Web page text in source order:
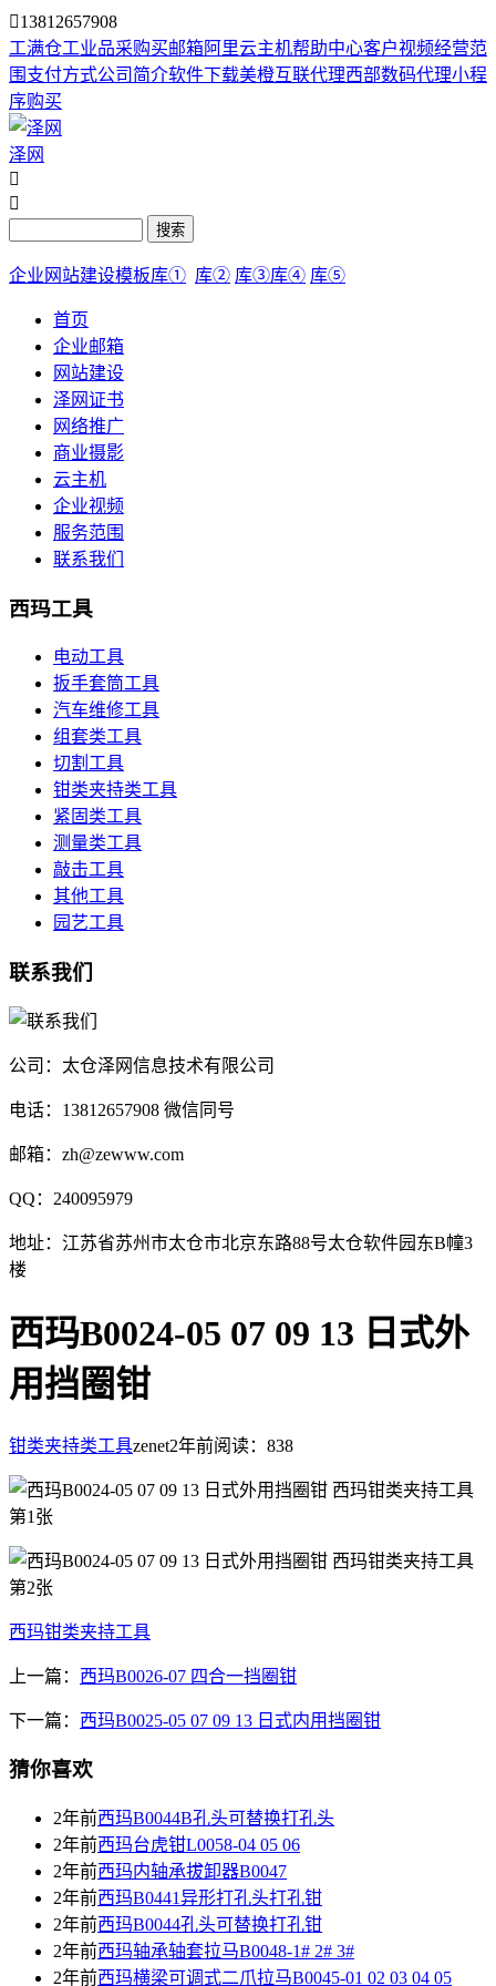
13812657908
工满仓工业品采购买邮箱阿里云主机帮助中心客户视频经营范
围 支付方式公司简介软件下载美橙互联代理西部数码代理小程
序购买
泽网


搜索
企业网站建设模板库① 库② 库③库④ 库⑤
首页
企业邮箱
网站建设
泽网证书
网络推广
商业摄影
云主机
企业视频
服务范围
联系我们
西玛工具
电动工具
扳手套筒工具
汽车维修工具
组套类工具
切割工具
钳类夹持类工具
紧固类工具
测量类工具
敲击工具
其他工具
园艺工具
联系我们
公司：太仓泽网信息技术有限公司
电话：13812657908 微信同号
邮箱：zh@zewww.com
QQ：240095979
地址：江苏省苏州市太仓市北京东路88号太仓软件园东B幢3
楼
西玛B0024-05 07 09 13 日式外
用挡圈钳
钳类夹持类工具zenet2年前阅读：838
西玛钳类夹持工具
上一篇： 西玛B0026-07 四合一挡圈钳
下一篇： 西玛B0025-05 07 09 13 日式内用挡圈钳
猜你喜欢
2年前西玛B0044B孔头可替换打孔头
2年前西玛台虎钳L0058-04 05 06
2年前西玛内轴承拔卸器B0047
2年前西玛B0441异形打孔头打孔钳
2年前西玛B0044孔头可替换打孔钳
2年前西玛轴承轴套拉马B0048-1# 2# 3#
2年前西玛横梁可调式二爪拉马B0045-01 02 03 04 05